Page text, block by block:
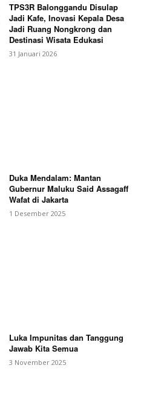
TPS3R Balonggandu Disulap
Jadi Kafe, Inovasi Kepala Desa
Jadi Ruang Nongkrong dan
Destinasi Wisata Edukasi
31 Januari 2026
Duka Mendalam: Mantan
Gubernur Maluku Said Assagaff
Wafat di Jakarta
1 Desember 2025
Luka Impunitas dan Tanggung
Jawab Kita Semua
3 November 2025